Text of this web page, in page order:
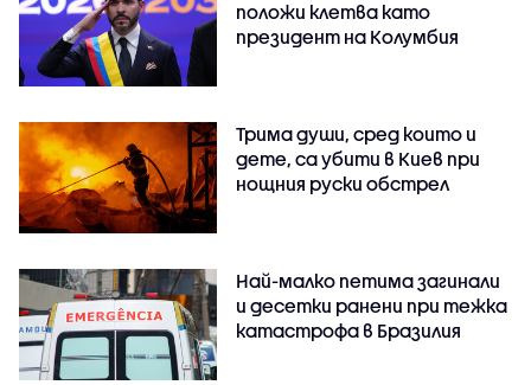
положи клетва като
президент на Колумбия
Трима души, сред които и
дете, са убити в Киев при
нощния руски обстрел
Най-малко петима загинали
и десетки ранени при тежка
катастрофа в Бразилия